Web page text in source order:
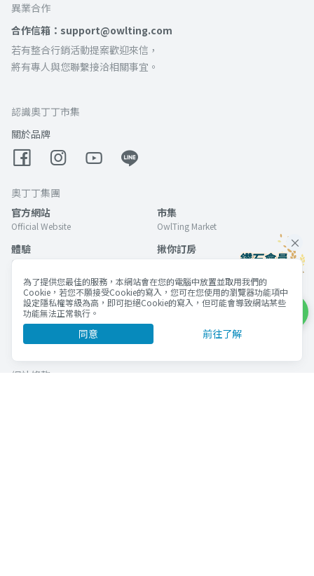
異業合作
合作信箱：support@owlting.com
若有整合行銷活動提案歡迎來信，
將有專人與您聯繫接洽相關事宜。
認識奧丁丁市集
關於品牌
奧丁丁集團
官方網站
Official Website
市集
OwlTing Market
體驗
OwlTing Experiences
揪你訂房
OwlJourney
區塊鏈旅宿管理服務
OwlNest
區塊鏈應用服務
OwlTing Blockchain Services
客棧
網站條款
為了提供您最佳的服務，本網站會在您的電腦中放置並取用我們的
Cookie，若您不願接受Cookie的寫入，您可在您使用的瀏覽器功能項中
設定隱私權等級為高，即可拒絕Cookie的寫入，但可能會導致網站某些
功能無法正常執行。
同意 前往了解